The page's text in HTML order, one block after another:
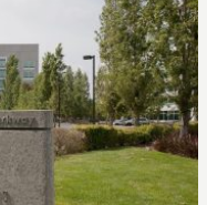
dev, mais ça
ne braque pas
P.